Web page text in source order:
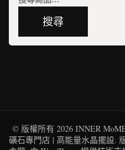
搜尋
© 版權所有 2026 INNER
礦石專門店 | 高能量水晶擺設.